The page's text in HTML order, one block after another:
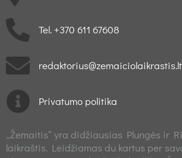
Tel. +370 611 67608
redaktorius@zemaiciolaikrastis.lt
Privatumo politika
„Žemaitis“ yra didžiausias Plungės ir
laikraštis. Leidžiamas du kartus per